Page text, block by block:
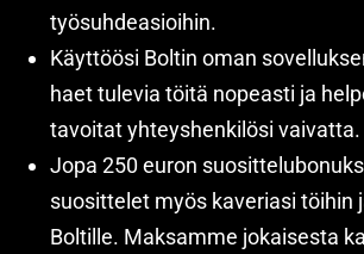
työsuhdeasioihin.
Käyttöösi Boltin oman
haet tulevia töitä nopeasti ja
tavoitat yhteyshenkilösi vaivatta.
Jopa 250 euron
suosittelet myös kaveriasi töihin
Boltille. Maksamme jokaisesta